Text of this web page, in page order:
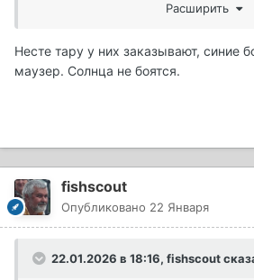
Маузер - это что вообще такое ? У
такие же как у тебя . Долго
Расширить
Несте тару у них заказывают, синие
маузер. Солнца не боятся.
fishscout
Опубликовано 22 Января
22.01.2026 в 18:16, fishscout